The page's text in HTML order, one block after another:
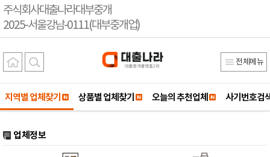
주식회사대출나라대부중개
2025-서울강남-0111(대부중개업)
전체메뉴
지역별 업체찾기 상품별 업체찾기 오늘의 추천업체 사기번호검
업체정보